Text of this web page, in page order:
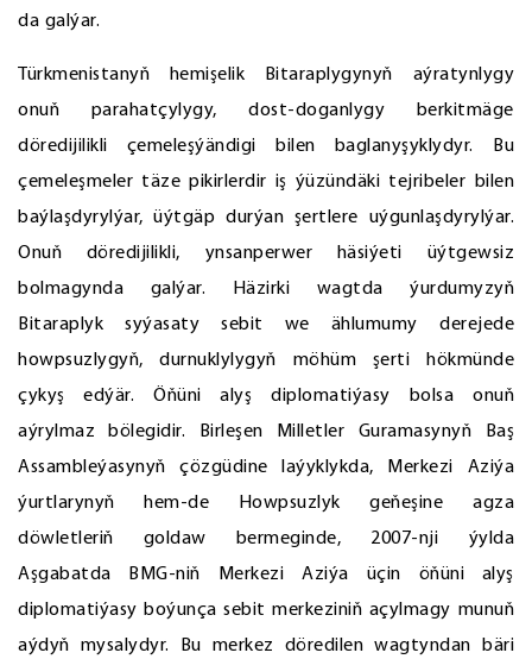
da galýar.
Türkmenistanyň hemişelik Bitaraplygynyň aýratynlygy
onuň parahatçylygy, dost-doganlygy berkitmäge
döredijilikli çemeleşýändigi bilen baglanyşyklydyr. Bu
çemeleşmeler täze pikirlerdir iş ýüzündäki tejribeler bilen
baýlaşdyrylýar, üýtgäp durýan şertlere uýgunlaşdyrylýar.
Onuň döredijilikli, ynsanperwer häsiýeti üýtgewsiz
bolmagynda galýar. Häzirki wagtda ýurdumyzyň
Bitaraplyk syýasaty sebit we ählumumy derejede
howpsuzlygyň, durnuklylygyň möhüm şerti hökmünde
çykyş edýär. Öňüni alyş diplomatiýasy bolsa onuň
aýrylmaz bölegidir. Birleşen Milletler Guramasynyň Baş
Assambleýasynyň çözgüdine laýyklykda, Merkezi Aziýa
ýurtlarynyň hem-de Howpsuzlyk geňeşine agza
döwletleriň goldaw bermeginde, 2007-nji ýylda
Aşgabatda BMG-niň Merkezi Aziýa üçin öňüni alyş
diplomatiýasy boýunça sebit merkeziniň açylmagy munuň
aýdyň mysalydyr. Bu merkez döredilen wagtyndan bäri